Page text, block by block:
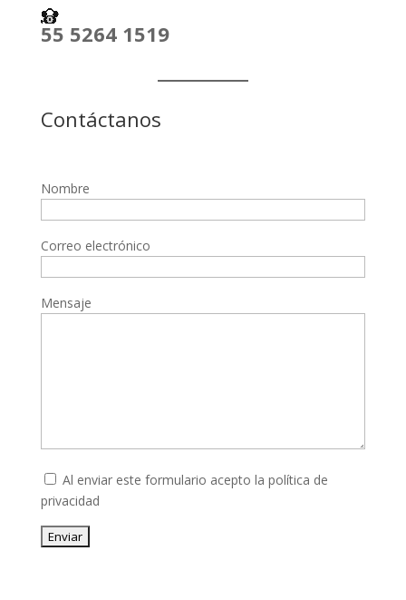
55 5264 1519
Contáctanos
Nombre
Correo electrónico
Mensaje
Al enviar este formulario acepto la política de
privacidad
Enviar